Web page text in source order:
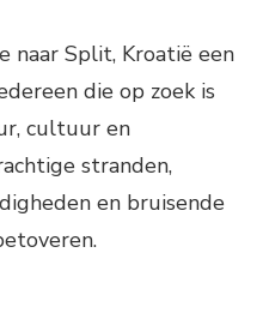
naar Split, Kroatië een
die op zoek is
cultuur en
stranden,
en bruisende